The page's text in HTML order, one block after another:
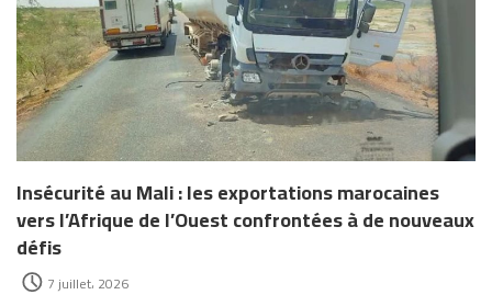
Insécurité au Mali : les exportations marocaines
vers l’Afrique de l’Ouest confrontées à de nouveaux
défis
7 juillet، 2026